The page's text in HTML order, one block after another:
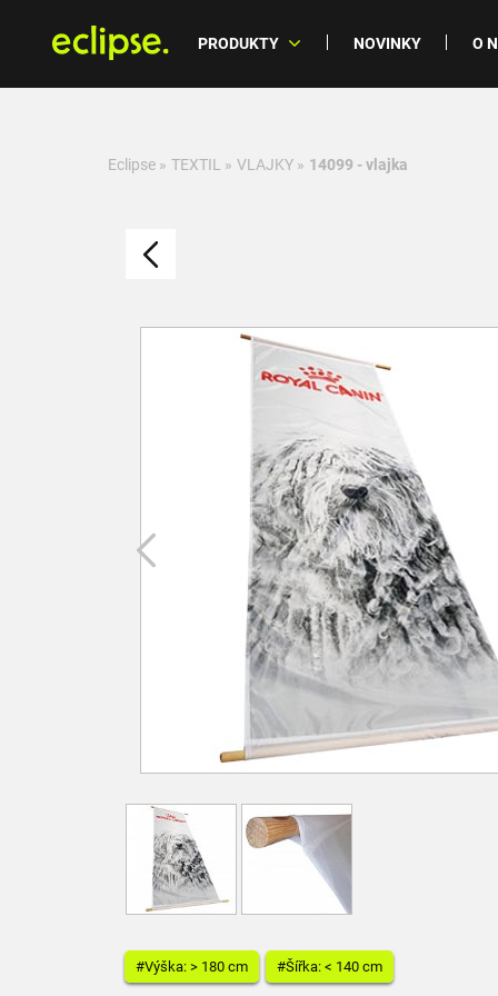
PRODUKTY NOVINKY O
Eclipse » TEXTIL » VLAJKY » 14099 - vlajka
#Výška: > 180 cm #Šířka: < 140 cm